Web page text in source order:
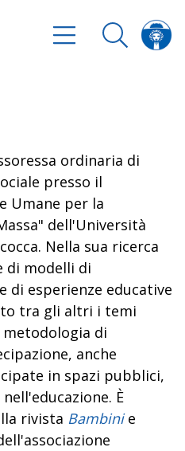
ordinaria di
presso il
Umane per la
dell'Università
Nella sua ricerca
di modelli di
di esperienze educative
tra gli altri i temi
di
anche
in spazi pubblici,
È
rivista Bambini e